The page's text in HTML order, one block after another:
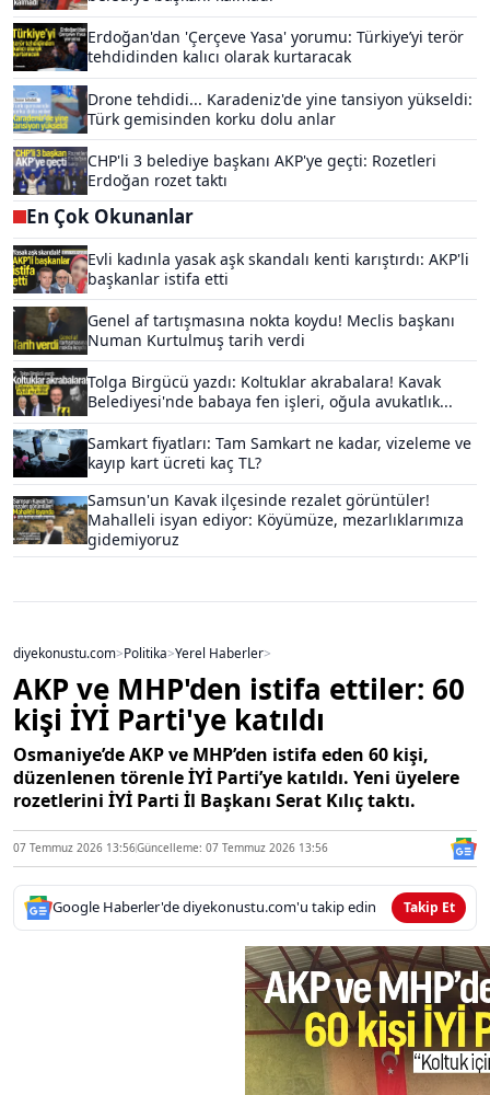
Erdoğan'dan 'Çerçeve Yasa' yorumu: Türkiye’yi terör
tehdidinden kalıcı olarak kurtaracak
Drone tehdidi... Karadeniz'de yine tansiyon yükseldi:
Türk gemisinden korku dolu anlar
CHP'li 3 belediye başkanı AKP'ye geçti: Rozetleri
Erdoğan rozet taktı
En Çok Okunanlar
Evli kadınla yasak aşk skandalı kenti karıştırdı: AKP'li
başkanlar istifa etti
Genel af tartışmasına nokta koydu! Meclis başkanı
Numan Kurtulmuş tarih verdi
Tolga Birgücü yazdı: Koltuklar akrabalara! Kavak
Belediyesi'nde babaya fen işleri, oğula avukatlık...
Samkart fiyatları: Tam Samkart ne kadar, vizeleme ve
kayıp kart ücreti kaç TL?
Samsun'un Kavak ilçesinde rezalet görüntüler!
Mahalleli isyan ediyor: Köyümüze, mezarlıklarımıza
gidemiyoruz
diyekonustu.com>Politika>Yerel Haberler>
AKP ve MHP'den istifa ettiler: 60
kişi İYİ Parti'ye katıldı
Osmaniye’de AKP ve MHP’den istifa eden 60 kişi,
düzenlenen törenle İYİ Parti’ye katıldı. Yeni üyelere
rozetlerini İYİ Parti İl Başkanı Serat Kılıç taktı.
07 Temmuz 2026 13:56Güncelleme: 07 Temmuz 2026 13:56
Google Haberler'de diyekonustu.com'u takip edin Takip Et